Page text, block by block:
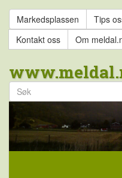
Markedsplassen Tips
Kontakt oss
Om